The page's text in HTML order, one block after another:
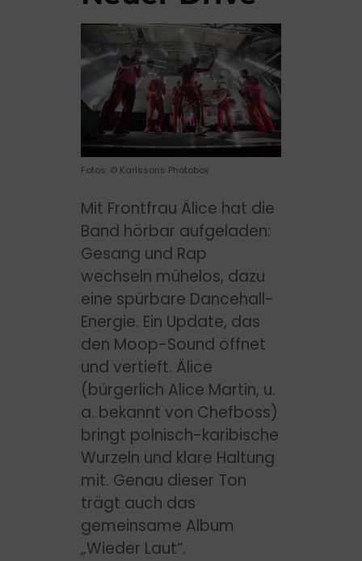
Fotos: © Karlssons Photobox
Mit Frontfrau Älice hat die
Band hörbar aufgeladen:
Gesang und Rap
wechseln mühelos, dazu
eine spürbare Dancehall-
Energie. Ein Update, das
den Moop-Sound öffnet
und vertieft. Älice
(bürgerlich Alice Martin, u.
a. bekannt von Chefboss)
bringt polnisch-karibische
Wurzeln und klare Haltung
mit. Genau dieser Ton
trägt auch das
gemeinsame Album
„Wieder Laut“.